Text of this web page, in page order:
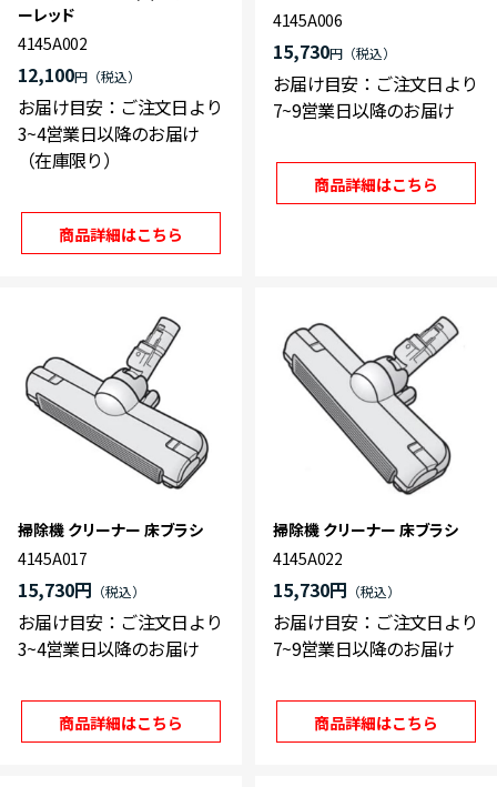
ーレッド
4145A002
12,100円
お届け目安：ご注文日より
3~4営業日以降のお届け
（在庫限り）
商品詳細はこちら
4145A006
15,730円
お届け目安：ご注文日より
7~9営業日以降のお届け
商品詳細はこちら
掃除機 クリーナー 床ブラシ
4145A017
15,730円
お届け目安：ご注文日より
3~4営業日以降のお届け
商品詳細はこちら
掃除機 クリーナー 床ブラシ
4145A022
15,730円
お届け目安：ご注文日より
7~9営業日以降のお届け
商品詳細はこちら